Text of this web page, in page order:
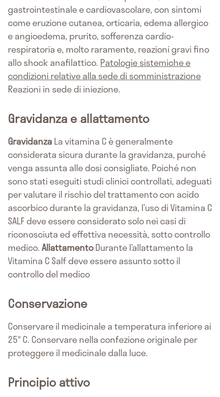
gastrointestinale e cardiovascolare, con sintomi
come eruzione cutanea, orticaria, edema allergico
e angioedema, prurito, sofferenza cardio-
respiratoria e, molto raramente, reazioni gravi fino
allo shock anafilattico. Patologie sistemiche e
condizioni relative alla sede di somministrazione
Reazioni in sede di iniezione.
Gravidanza e allattamento
GravidanzaLa vitamina C è generalmente
considerata sicura durante la gravidanza, purché
venga assunta alle dosi consigliate. Poiché non
sono stati eseguiti studi clinici controllati, adeguati
per valutare il rischio del trattamento con acido
ascorbico durante la gravidanza, l’uso di Vitamina C
SALF deve essere considerato solo nei casi di
riconosciuta ed effettiva necessità, sotto controllo
medico.AllattamentoDurante l’allattamento la
Vitamina C Salf deve essere assunto sotto il
controllo del medico
Conservazione
Conservare il medicinale a temperatura inferiore ai
25° C. Conservare nella confezione originale per
proteggere il medicinale dalla luce.
Principio attivo